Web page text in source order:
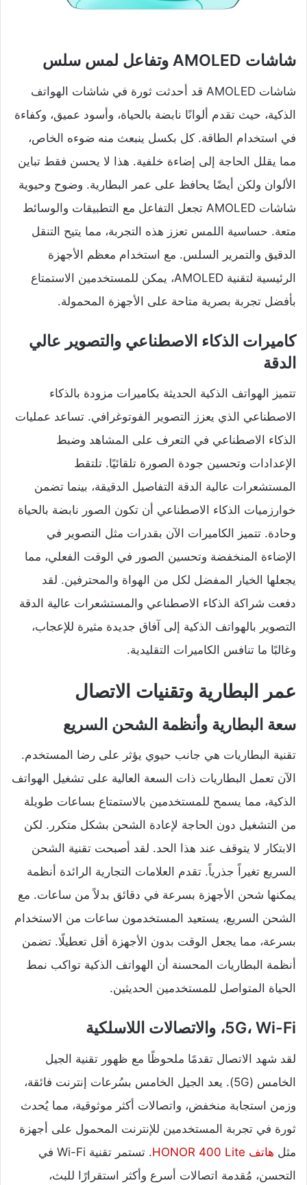
شاشات AMOLED وتفاعل لمس سلس
شاشات AMOLED قد أحدثت ثورة في شاشات الهواتف
الذكية، حيث تقدم ألوانًا نابضة بالحياة، وأسود عميق، وكفاءة
في استخدام الطاقة. كل بكسل ينبعث منه ضوءه الخاص،
مما يقلل الحاجة إلى إضاءة خلفية. هذا لا يحسن فقط تباين
الألوان ولكن أيضًا يحافظ على عمر البطارية. وضوح وحيوية
شاشات AMOLED تجعل التفاعل مع التطبيقات والوسائط
متعة. حساسية اللمس تعزز هذه التجربة، مما يتيح التنقل
الدقيق والتمرير السلس. مع استخدام معظم الأجهزة
الرئيسية لتقنية AMOLED، يمكن للمستخدمين الاستمتاع
بأفضل تجربة بصرية متاحة على الأجهزة المحمولة.
كاميرات الذكاء الاصطناعي والتصوير عالي
الدقة
تتميز الهواتف الذكية الحديثة بكاميرات مزودة بالذكاء
الاصطناعي الذي يعزز التصوير الفوتوغرافي. تساعد عمليات
الذكاء الاصطناعي في التعرف على المشاهد وضبط
الإعدادات وتحسين جودة الصورة تلقائيًا. تلتقط
المستشعرات عالية الدقة التفاصيل الدقيقة، بينما تضمن
خوارزميات الذكاء الاصطناعي أن تكون الصور نابضة بالحياة
وحادة. تتميز الكاميرات الآن بقدرات مثل التصوير في
الإضاءة المنخفضة وتحسين الصور في الوقت الفعلي، مما
يجعلها الخيار المفضل لكل من الهواة والمحترفين. لقد
دفعت شراكة الذكاء الاصطناعي والمستشعرات عالية الدقة
التصوير بالهواتف الذكية إلى آفاق جديدة مثيرة للإعجاب،
وغالبًا ما تنافس الكاميرات التقليدية.
عمر البطارية وتقنيات الاتصال
سعة البطارية وأنظمة الشحن السريع
تقنية البطاريات هي جانب حيوي يؤثر على رضا المستخدم.
الآن تعمل البطاريات ذات السعة العالية على تشغيل الهواتف
الذكية، مما يسمح للمستخدمين بالاستمتاع بساعات طويلة
من التشغيل دون الحاجة لإعادة الشحن بشكل متكرر. لكن
الابتكار لا يتوقف عند هذا الحد. لقد أصبحت تقنية الشحن
السريع تغيراً جذرياً. تقدم العلامات التجارية الرائدة أنظمة
يمكنها شحن الأجهزة بسرعة في دقائق بدلاً من ساعات. مع
الشحن السريع، يستعيد المستخدمون ساعات من الاستخدام
بسرعة، مما يجعل الوقت بدون الأجهزة أقل تعطيلًا. تضمن
أنظمة البطاريات المحسنة أن الهواتف الذكية تواكب نمط
الحياة المتواصل للمستخدمين الحديثين.
5G، Wi-Fi، والاتصالات اللاسلكية
لقد شهد الاتصال تقدمًا ملحوظًا مع ظهور تقنية الجيل
الخامس (5G). يعد الجيل الخامس بسُرعات إنترنت فائقة،
وزمن استجابة منخفض، واتصالات أكثر موثوقية، مما يُحدث
ثورة في تجربة المستخدمين للإنترنت المحمول على أجهزة
مثل هاتف HONOR 400 Lite
. تستمر تقنية Wi-Fi في
التحسن، مُقدمة اتصالات أسرع وأكثر استقرارًا للبث،